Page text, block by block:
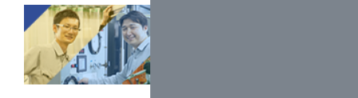
2025年9月18日
計測機器（販売）の価格改定のお知らせ
2025年6月27日